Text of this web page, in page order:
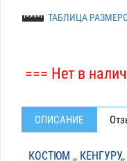
ТАБЛИЦА
=== Нет в
ОПИСАНИЕ
КОСТЮМ ,, КЕНГУРУ,,